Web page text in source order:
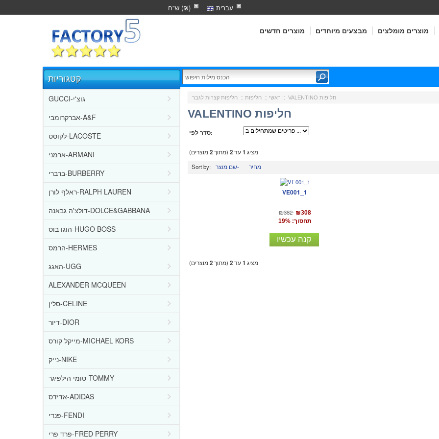
עִברִית ש"ח (₪)
מוצרים חדשים מבצעים מיוחדים מוצרים מומלצים
קטגוריות
GUCCI-גוצ'י
אברקרומבי-A&F
לקוסט-LACOSTE
ארמני-ARMANI
ברברי-BURBERRY
ראלף לורן-RALPH LAUREN
דולצ'ה גבאנה-DOLCE&GABBANA
הוגו בוס-HUGO BOSS
הרמס-HERMES
האגג-UGG
ALEXANDER MCQUEEN
סלין-CELINE
דיור-DIOR
מייקל קורס-MICHAEL KORS
נייק-NIKE
טומי הילפיגר-TOMMY
אדידס-ADIDAS
פנדי-FENDI
פרד פרי-FRED PERRY
ראשי :: חליפות:: חליפות קצרות לגבר :: VALENTINO חליפות
VALENTINO חליפות
סדר לפי:
מציג 1עד2(מתוך2מוצרים)
Sort by:
שם מוצר- מחיר
VE001_1
₪382 ₪308
תחסוך: 19%
קנה עכשיו
מציג 1עד2(מתוך2מוצרים)